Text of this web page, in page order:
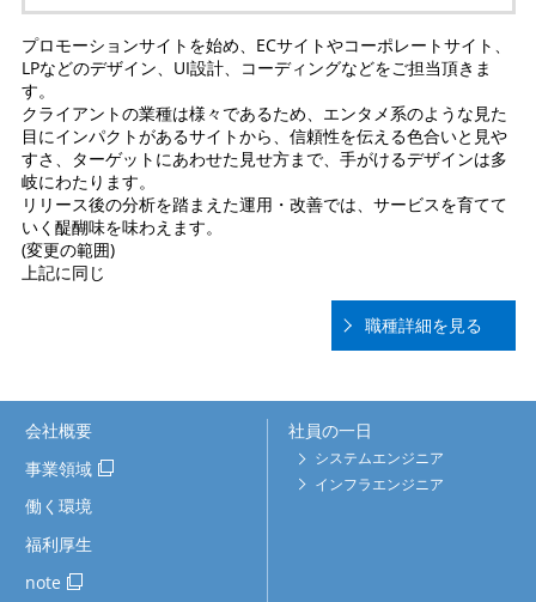
プロモーションサイトを始め、ECサイトやコーポレートサイト、
LPなどのデザイン、UI設計、コーディングなどをご担当頂きま
す。
クライアントの業種は様々であるため、エンタメ系のような見た
目にインパクトがあるサイトから、信頼性を伝える色合いと見や
すさ、ターゲットにあわせた見せ方まで、手がけるデザインは多
岐にわたります。
リリース後の分析を踏まえた運用・改善では、サービスを育てて
いく醍醐味を味わえます。
(変更の範囲)
上記に同じ
職種詳細を見る
会社概要
事業領域
働く環境
福利厚生
note
社員の一日
システムエンジニア
インフラエンジニア